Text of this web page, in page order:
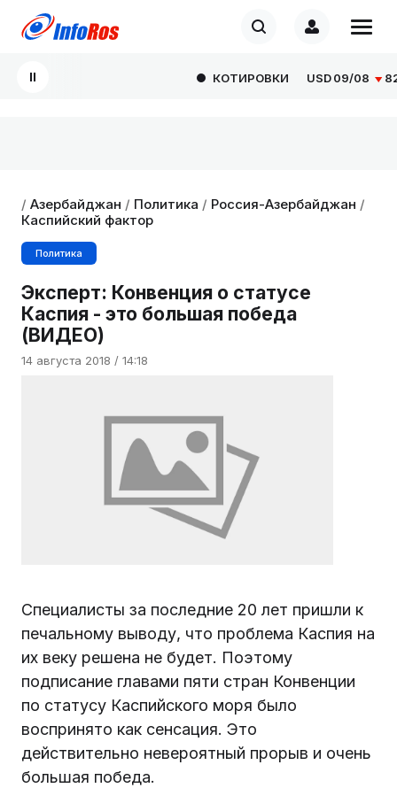
КОТИРОВКИ USD09/08
/ Азербайджан / Политика / Россия-Азербайджан /
Каспийский фактор
Политика
Эксперт: Конвенция о статусе
Каспия - это большая победа
(ВИДЕО)
14 августа 2018 / 14:18
Специалисты за последние 20 лет пришли к
печальному выводу, что проблема Каспия на
их веку решена не будет. Поэтому
подписание главами пяти стран Конвенции
по статусу Каспийского моря было
воспринято как сенсация. Это
действительно невероятный прорыв и очень
большая победа.